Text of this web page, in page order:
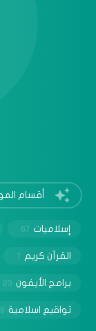
أقسام
إسلاميات 67
القرآن كريم 7
برامج الأيفون 23
تواقيع اسلامية